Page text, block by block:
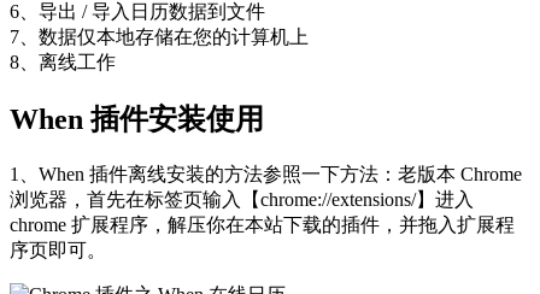
6、导出 / 导入日历数据到文件
7、数据仅本地存储在您的计算机上
8、离线工作
When 插件安装使用
1、When 插件离线安装的方法参照一下方法：老版本 Chrome
浏览器，首先在标签页输入【chrome://extensions/】进入
chrome 扩展程序，解压你在本站下载的插件，并拖入扩展程
序页即可。